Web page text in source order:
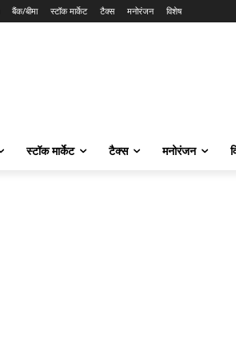
बैंक/बीमा स्टॉक मार्केट टैक्स मनोरंजन विशेष
स्टॉक मार्केट टैक्स मनोरंजन